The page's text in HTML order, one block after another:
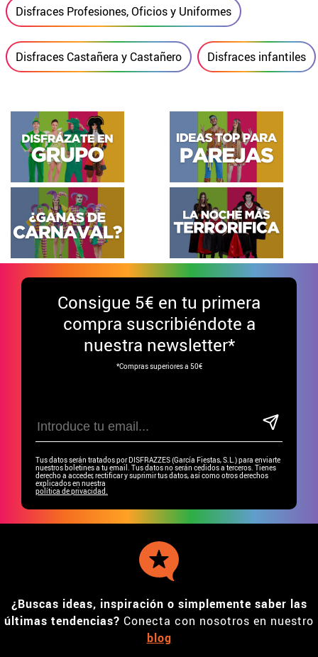
Disfraces Profesiones, Oficios y Uniformes
Disfraces Castañera y Castañero Disfraces infantiles
Consigue 5€ en tu primera
compra suscribiéndote a
nuestra newsletter*
*Compras superiores a 50€
Tus datos serán tratados por DISFRAZZES (García Fiestas, S.L.) para enviarte
nuestros boletines a tu email. Tus datos no serán cedidos a terceros. Tienes
derecho a acceder, rectificar y suprimir tus datos, así como otros derechos
explicados en nuestra
política de privacidad.
¿Buscas ideas, inspiración o simplemente saber las
últimas tendencias? Conecta con nosotros en nuestro
blog